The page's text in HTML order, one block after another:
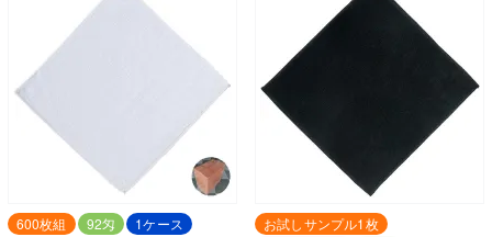
600枚組 92匁 1ケース
お試しサンプル1枚